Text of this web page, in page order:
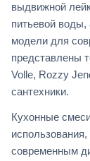
выдвижной
питьевой воды,
модели для
представлены
Volle, Rozzy
сантехники.
Кухонные
современным